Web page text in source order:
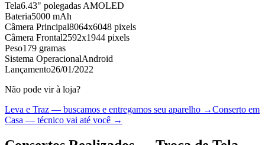
Tela6.43" polegadas AMOLED
Bateria5000 mAh
Câmera Principal8064x6048 pixels
Câmera Frontal2592x1944 pixels
Peso179 gramas
Sistema OperacionalAndroid
Lançamento26/01/2022
Não pode vir à loja?
Leva e Traz — buscamos e entregamos seu aparelho →Conserto em
Casa — técnico vai até você →